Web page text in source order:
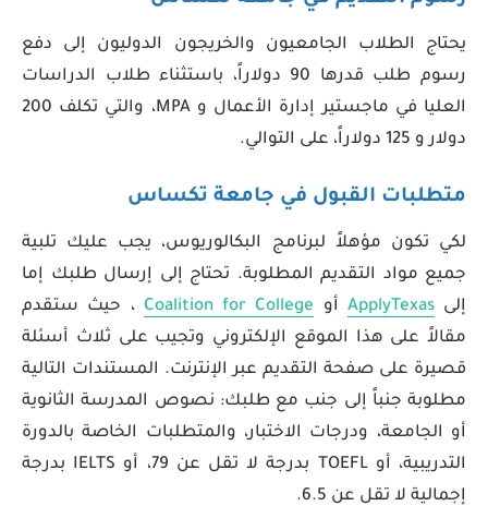
يحتاج الطلاب الجامعيون والخريجون الدوليون إلى دفع
رسوم طلب قدرها 90 دولاراً، باستثناء طلاب الدراسات
العليا في ماجستير إدارة الأعمال و MPA، والتي تكلف 200
دولار و 125 دولاراً، على التوالي.
متطلبات القبول في جامعة تكساس
لكي تكون مؤهلاً لبرنامج البكالوريوس، يجب عليك تلبية
جميع مواد التقديم المطلوبة. تحتاج إلى إرسال طلبك إما
إلىApplyTexas أو Coalition for College ، حيث ستقدم
مقالاً على هذا الموقع الإلكتروني وتجيب على ثلاث أسئلة
قصيرة على صفحة التقديم عبر الإنترنت. المستندات التالية
مطلوبة جنباً إلى جنب مع طلبك: نصوص المدرسة الثانوية
أو الجامعة، ودرجات الاختبار، والمتطلبات الخاصة بالدورة
التدريبية، أو TOEFL بدرجة لا تقل عن 79، أو IELTS بدرجة
إجمالية لا تقل عن 6.5.